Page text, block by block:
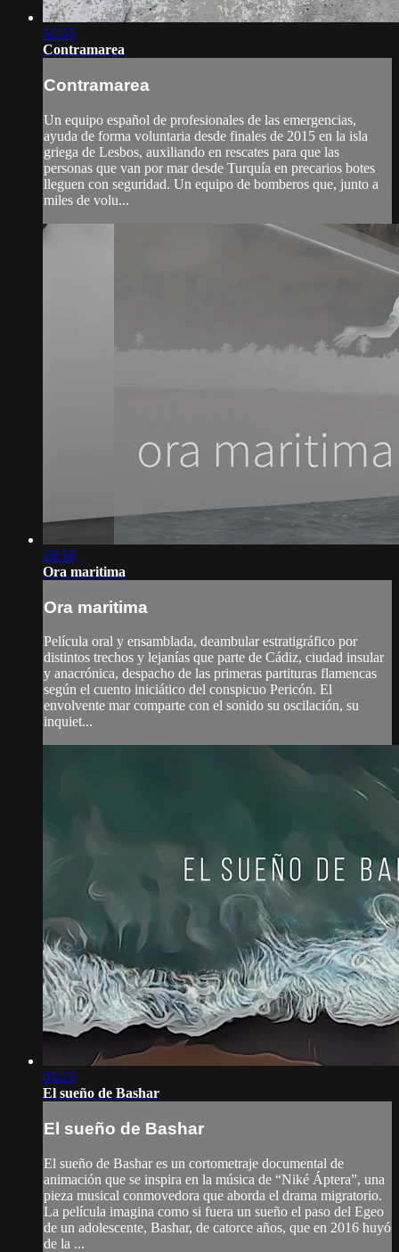
52:35
Contramarea
Contramarea
Un equipo español de profesionales de las emergencias,
ayuda de forma voluntaria desde finales de 2015 en la isla
griega de Lesbos, auxiliando en rescates para que las
personas que van por mar desde Turquía en precarios botes
lleguen con seguridad. Un equipo de bomberos que, junto a
miles de volu...
26:56
Ora maritima
Ora maritima
Película oral y ensamblada, deambular estratigráfico por
distintos trechos y lejanías que parte de Cádiz, ciudad insular
y anacrónica, despacho de las primeras partituras flamencas
según el cuento iniciático del conspicuo Pericón. El
envolvente mar comparte con el sonido su oscilación, su
inquiet...
05:23
El sueño de Bashar
El sueño de Bashar
El sueño de Bashar es un cortometraje documental de
animación que se inspira en la música de “Niké Áptera”, una
pieza musical conmovedora que aborda el drama migratorio.
La película imagina como si fuera un sueño el paso del Egeo
de un adolescente, Bashar, de catorce años, que en 2016 huyó
de la ...